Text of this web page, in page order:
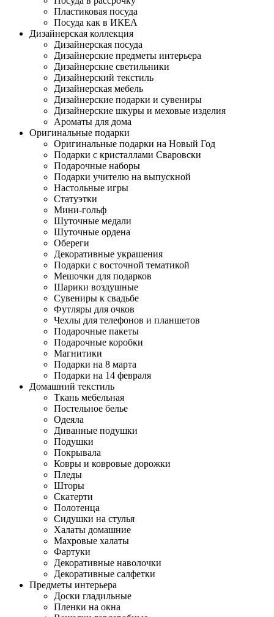
Пластиковая посуда
Посуда как в ИКЕА
Дизайнерская коллекция
Дизайнерская посуда
Дизайнерские предметы интерьера
Дизайнерские светильники
Дизайнерский текстиль
Дизайнерская мебель
Дизайнерские подарки и сувениры
Дизайнерские шкуры и меховые изделия
Ароматы для дома
Оригинальные подарки
Оригинальные подарки на Новый Год
Подарки с кристаллами Сваровски
Подарочные наборы
Подарки учителю на выпускной
Настольные игры
Статуэтки
Мини-гольф
Шуточные медали
Шуточные ордена
Обереги
Декоративные украшения
Подарки с восточной тематикой
Мешочки для подарков
Шарики воздушные
Сувениры к свадьбе
Футляры для очков
Чехлы для телефонов и планшетов
Подарочные пакеты
Подарочные коробки
Магнитики
Подарки на 8 марта
Подарки на 14 февраля
Домашний текстиль
Ткань мебельная
Постельное белье
Одеяла
Диванные подушки
Подушки
Покрывала
Ковры и ковровые дорожки
Пледы
Шторы
Скатерти
Полотенца
Сидушки на стулья
Халаты домашние
Махровые халаты
Фартуки
Декоративные наволочки
Декоративные салфетки
Предметы интерьера
Доски гладильные
Пленки на окна